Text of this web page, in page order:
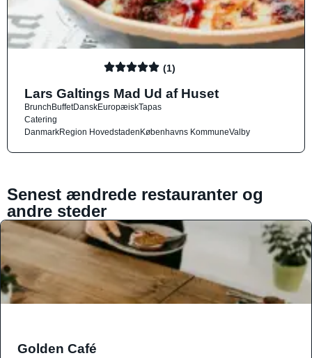
(1)
Lars Galtings Mad Ud af Huset
BrunchBuffetDanskEuropæiskTapas
Catering
DanmarkRegion HovedstadenKøbenhavns KommuneValby
Senest ændrede restauranter og
andre steder
Golden Café